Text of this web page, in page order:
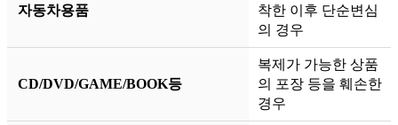
자동차용품
착한 이후 단순변심
의 경우
CD/DVD/GAME/BOOK등
복제가 가능한 상품
의 포장 등을 훼손한
경우